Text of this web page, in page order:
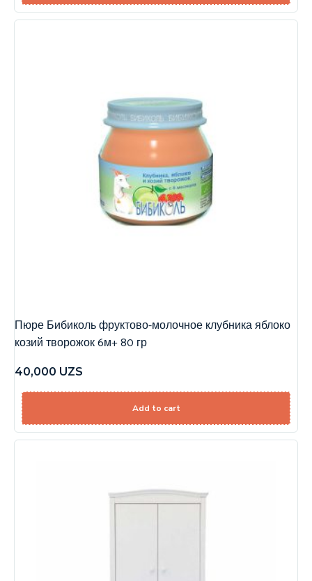
Пюре Бибиколь фруктово-молочное клубника яблоко
козий творожок 6м+ 80 гр
40,000 UZS
Add to cart